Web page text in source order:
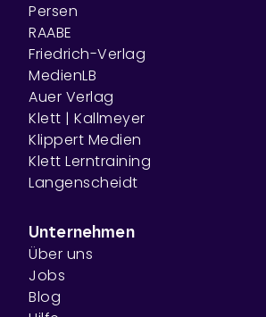
Persen
RAABE
Friedrich-Verlag
MedienLB
Auer Verlag
Klett | Kallmeyer
Klippert Medien
Klett Lerntraining
Langenscheidt
Unternehmen
Über uns
Jobs
Blog